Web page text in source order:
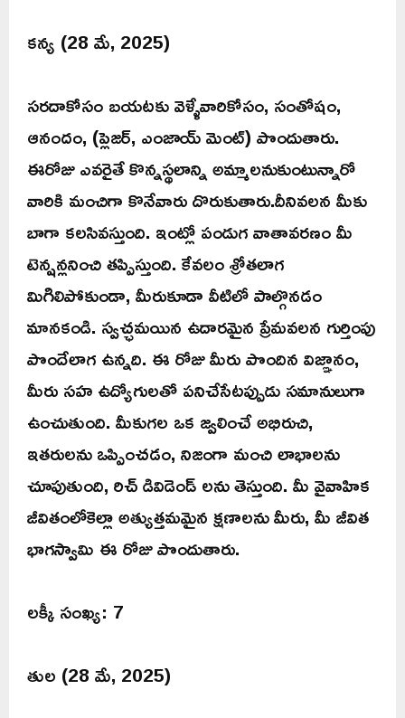
కన్య (28 మే, 2025)
సరదాకోసం బయటకు వెళ్ళేవారికోసం, సంతోషం,
ఆనందం, (ప్లెజర్, ఎంజాయ్ మెంట్) పొందుతారు.
ఈరోజు ఎవరైతే కొన్నస్థలాన్ని అమ్మాలనుకుంటున్నారో
వారికి మంచిగా కొనేవారు దొరుకుతారు.దీనివలన మీకు
బాగా కలసివస్తుంది. ఇంట్లో పండుగ వాతావరణం మీ
టెన్షన్లనించి తప్పిస్తుంది. కేవలం శ్రోతలాగ
మిగిలిపోకుండా, మీరుకూడా వీటిలో పాల్గొనడం
మానకండి. స్వచ్ఛమయిన ఉదారమైన ప్రేమవలన గుర్తింపు
పొందేలాగ ఉన్నది. ఈ రోజు మీరు పొందిన విజ్ఞానం,
మీరు సహ ఉద్యోగులతో పనిచేసేటప్పుడు సమానులుగా
ఉంచుతుంది. మీకుగల ఒక జ్వలించే అభిరుచి,
ఇతరులను ఒప్పించడం, నిజంగా మంచి లాభాలను
చూపుతుంది, రిచ్ డివిడెండ్ లను తెస్తుంది. మీ వైవాహిక
జీవితంలోకెల్లా అత్యుత్తమమైన క్షణాలను మీరు, మీ జీవిత
భాగస్వామి ఈ రోజు పొందుతారు.
లక్కీ సంఖ్య: 7
తుల (28 మే, 2025)